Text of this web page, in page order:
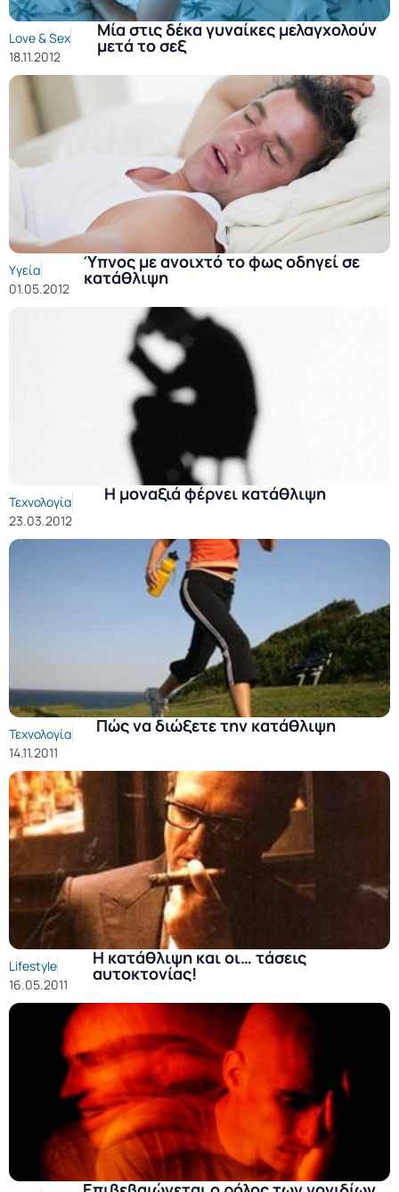
Love & Sex
18.11.2012
Μία στις δέκα γυναίκες μελαγχολούν
μετά το σεξ
Υγεία
01.05.2012
Ύπνος με ανοιχτό το φως οδηγεί σε
κατάθλιψη
Τεχνολογία
23.03.2012
Η μοναξιά φέρνει κατάθλιψη
Τεχνολογία
14.11.2011
Πώς να διώξετε την κατάθλιψη
Lifestyle
16.05.2011
Η κατάθλιψη και οι… τάσεις
αυτοκτονίας!